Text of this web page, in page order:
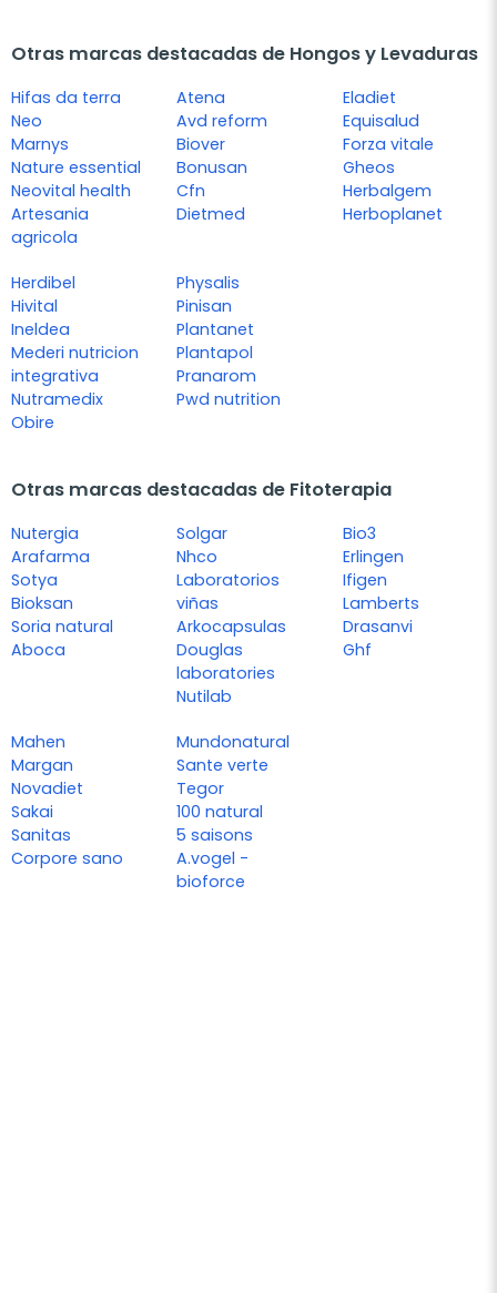
Otras marcas destacadas de Hongos y Levaduras
Hifas da terra
Neo
Marnys
Nature essential
Neovital health
Artesania
agricola
Atena
Avd reform
Biover
Bonusan
Cfn
Dietmed
Eladiet
Equisalud
Forza vitale
Gheos
Herbalgem
Herboplanet
Herdibel
Hivital
Ineldea
Mederi nutricion
integrativa
Nutramedix
Obire
Physalis
Pinisan
Plantanet
Plantapol
Pranarom
Pwd nutrition
Otras marcas destacadas de Fitoterapia
Nutergia
Arafarma
Sotya
Bioksan
Soria natural
Aboca
Solgar
Nhco
Laboratorios
viñas
Arkocapsulas
Douglas
laboratories
Nutilab
Bio3
Erlingen
Ifigen
Lamberts
Drasanvi
Ghf
Mahen
Margan
Novadiet
Sakai
Sanitas
Corpore sano
Mundonatural
Sante verte
Tegor
100 natural
5 saisons
A.vogel -
bioforce